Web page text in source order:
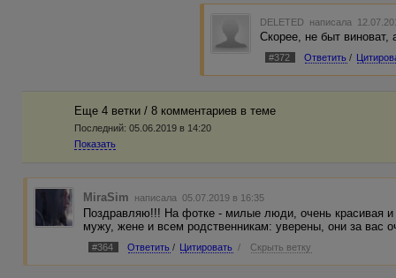
DELETED написала
Скорее, не быт виноват,
#372 Ответить /
Еще 4 ветки / 8 комментариев в темe
Последний: 05.06.2019 в 14:20
Показать
MiraSim написала 05.07.2019 в 16:35
Поздравляю!!! На фотке - милые люди, очень красивая
мужу, жене и всем родственникам: уверены, они за вас
#364 Ответить / Цитировать / Скрыть ветку